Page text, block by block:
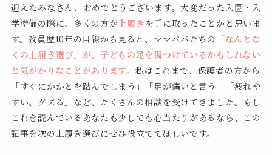
迎えたみなさん、おめでとうございます。大変だった入園・入
学準備の際に、多くの方が 上履き を手に取ったことかと思いま
す。教員歴10年の目線から見ると、ママパパたちの 「なんとな
くの上履き選び」が、子どもの足を傷つけているかもしれない
と気がかりなことがあります。 私はこれまで、保護者の方から
「すぐにかかとを踏んでしまう」「足が痛いと言う」「疲れや
すい、グズる」など、たくさんの相談を受けてきました。もし
これを読んでいるあなたも少しでも心当たりがあるなら、この
記事を次の上履き選びにぜひ役立ててほしいです。